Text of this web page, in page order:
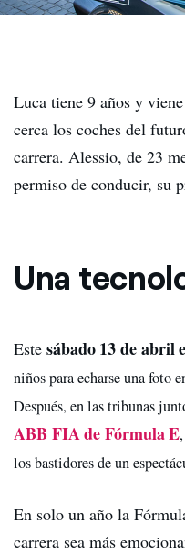
Luca tiene 9 años y
cerca los coches del
carrera. Alessio, de 23
permiso de conducir, su
Una
Estesábado 13 de abril
niños para echarse una foto
Después, en las tribunas
ABB FIA de Fórmula E
los bastidores de un
En solo un año la
carrera sea más